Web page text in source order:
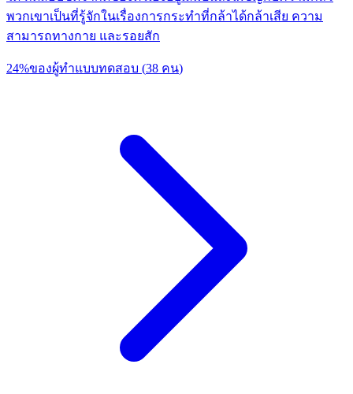
พวกเขาเป็นที่รู้จักในเรื่องการกระทำที่กล้าได้กล้าเสีย ความ
สามารถทางกาย และรอยสัก
24%ของผู้ทำแบบทดสอบ (38 คน)